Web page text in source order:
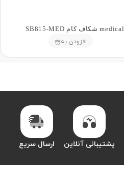
افزودن به
پشتیبانی آنلاین ارسال سریع